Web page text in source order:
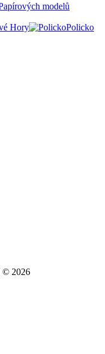
Hory Policko
© 2026